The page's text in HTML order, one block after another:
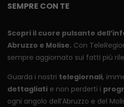
SEMPRE CON TE
Scopri il cuore pulsante
Abruzzo e Molise. Con
sempre aggiornato sui fatti più
Guarda i nostri telegiornali,
dettagliati e non perderti i
ogni angolo dell’Abruzzo e del